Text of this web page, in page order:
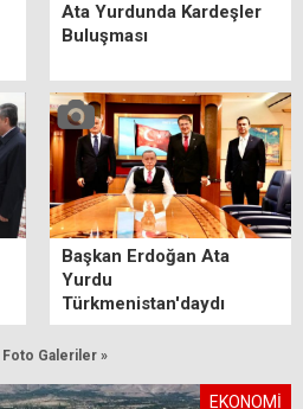
Ata Yurdunda Kardeşler
Buluşması
Başkan Erdoğan Ata
Yurdu
Türkmenistan'daydı
Galeriler »
EKONOMİ